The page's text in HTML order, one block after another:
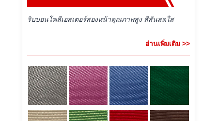
ริบบอนโพลีเอสเตอร์สองหน้าคุณภาพสูง สีสันสดใส
อ่านเพิ่มเติม >>